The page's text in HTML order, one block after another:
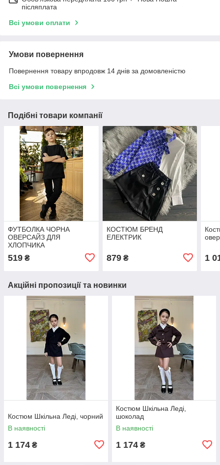
післяплата
Всі умови оплати
Умови повернення
Повернення товару впродовж 14 днів за домовленістю
Всі умови повернення
Подібні товари компанії
ФУТБОЛКА ЧОРНА
ОВЕРСАЙЗ ДЛЯ
ХЛОПЧИКА
519 ₴
КОСТЮМ БРЕНД
ЕЛЕКТРИК
879₴ 1
Акційні пропозиції та новинки
Костюм Шкільна Леді, чорний
В наявності
1 174 ₴
Костюм Шкільна Леді,
шоколад
В наявності
1 174 ₴